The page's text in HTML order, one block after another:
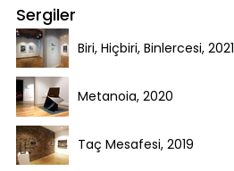
Sergiler
Biri, Hiçbiri, Binlercesi, 2021
Metanoia, 2020
Taç Mesafesi, 2019